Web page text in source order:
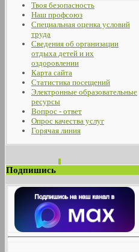
Твоя безопасность
Наш профсоюз
Специальная оценка условий
труда
Сведения об организации
отдыха детей и их
оздоровлении
Карта сайта
Статистика посещений
Электронные образовательные
ресурсы
Вопрос - ответ
Опрос качества услуг
Горячая линия
Подпишись